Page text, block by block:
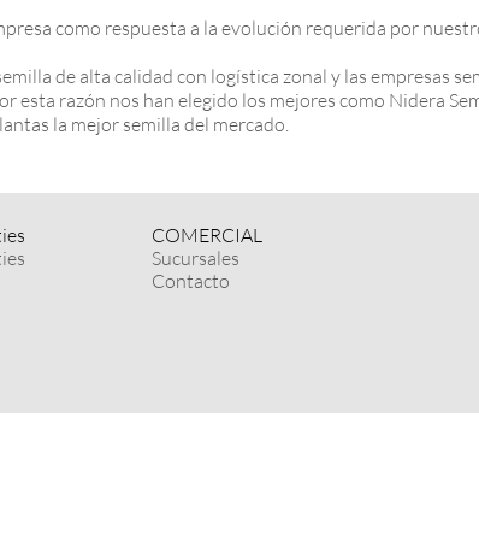
como respuesta a la evolución requerida por
de alta calidad con logística zonal y las empresas
esta razón nos han elegido los mejores como Nidera
la mejor semilla del mercado.
COMERCIAL
Sucursales
Contacto